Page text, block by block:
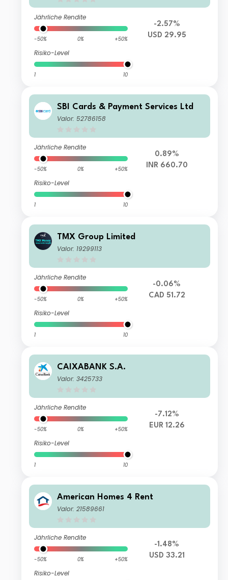
Jährliche Rendite
-50% 0% +50%
Risiko-Level
1 10
-2.57%
USD 29.95
SBI Cards & Payment Services Ltd
Valor: 52786158
Jährliche Rendite
-50% 0% +50%
Risiko-Level
1 10
0.89%
INR 660.70
TMX Group Limited
Valor: 19299113
Jährliche Rendite
-50% 0% +50%
Risiko-Level
1 10
-0.06%
CAD 51.72
CAIXABANK S.A.
Valor: 3425733
Jährliche Rendite
-50% 0% +50%
Risiko-Level
1 10
-7.12%
EUR 12.26
American Homes 4 Rent
Valor: 21589661
Jährliche Rendite
-50% 0% +50%
Risiko-Level
-1.48%
USD 33.21